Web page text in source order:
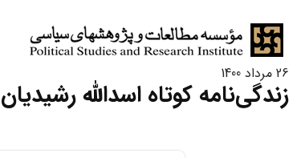
26 مرداد 1400
زندگی‌نامه کوتاه اسدالله رشیدیان